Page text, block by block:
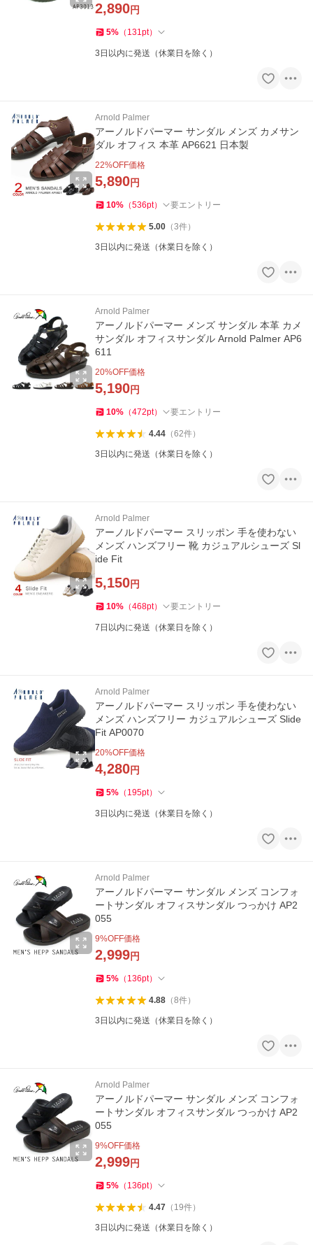
2,890円
5% （ 131pt）
3日以内に発送（休業日を除く）
Arnold Palmer
アーノルドパーマー サンダル メンズ カメサン
ダル オフィス 本革 AP6621 日本製
22%OFF価格
5,890円
10% （536pt） 要エントリー
5.00（3件）
3日以内に発送（休業日を除く）
Arnold Palmer
アーノルドパーマー メンズ サンダル 本革 カメ
サンダル オフィスサンダル Arnold Palmer AP6
611
20%OFF価格
5,190円
10% （472pt） 要エントリー
4.44（62件）
3日以内に発送（休業日を除く）
Arnold Palmer
アーノルドパーマー スリッポン 手を使わない
メンズ ハンズフリー 靴 カジュアルシューズ Sl
ide Fit
5,150円
10% （468pt） 要エントリー
7日以内に発送（休業日を除く）
Arnold Palmer
アーノルドパーマー スリッポン 手を使わない
メンズ ハンズフリー カジュアルシューズ Slide
Fit AP0070
20%OFF価格
4,280円
5% （ 195pt）
3日以内に発送（休業日を除く）
Arnold Palmer
アーノルドパーマー サンダル メンズ コンフォ
ートサンダル オフィスサンダル つっかけ AP2
055
9%OFF価格
2,999円
5% （ 136pt）
4.88（8件）
3日以内に発送（休業日を除く）
Arnold Palmer
アーノルドパーマー サンダル メンズ コンフォ
ートサンダル オフィスサンダル つっかけ AP2
055
9%OFF価格
2,999円
5% （ 136pt）
4.47（ 19件）
3日以内に発送（休業日を除く）